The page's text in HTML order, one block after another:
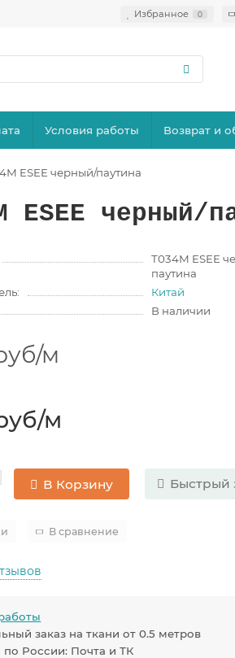
Избранное 0
Условия работы Возврат и
ESEE черный/паутина
черный/
Т034М ESEE
паутина
Китай
В наличии
/м
/м
В Корзину Быстрый
В сравнение
заказ на ткани от 0.5 метров
по России: Почта и ТК